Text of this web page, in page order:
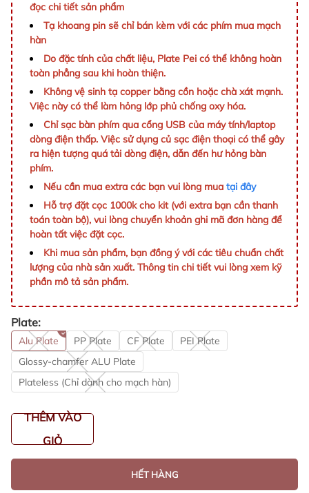
đọc chi tiết sản phẩm
Tạ khoang pin sẽ chỉ bán kèm với các phím mua mạch
hàn
Do đặc tính của chất liệu, Plate Pei có thể không hoàn
toàn phẳng sau khi hoàn thiện.
Không vệ sinh tạ copper bằng cồn hoặc chà xát mạnh.
Việc này có thể làm hỏng lớp phủ chống oxy hóa.
Chỉ sạc bàn phím qua cổng USB của máy tính/laptop
dòng điện thấp. Việc sử dụng củ sạc điện thoại có thể gây
ra hiện tượng quá tải dòng điện, dẫn đến hư hỏng bàn
phím.
Nếu cần mua extra các bạn vui lòng mua tại đây
Hỗ trợ đặt cọc 1000k cho kit (với extra bạn cần thanh
toán toàn bộ), vui lòng chuyển khoản ghi mã đơn hàng để
hoàn tất việc đặt cọc.
Khi mua sản phẩm, bạn đồng ý với các tiêu chuẩn chất
lượng của nhà sản xuất. Thông tin chi tiết vui lòng xem kỹ
phần mô tả sản phẩm.
Plate:
Alu Plate PP Plate CF Plate
PEI Plate
Glossy-chamfer ALU Plate
Plateless (Chỉ dành cho mạch hàn)
THÊM VÀO
GIỎ
HẾT HÀNG